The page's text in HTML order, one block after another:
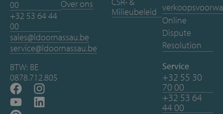
00
+32 53 64 44
00
sales@ldoornassau.be
service@ldoornassau.be
BTW: BE
0878.712.805
Over ons
Milieubeleid
Online
Dispute
Resolution
Service
+32 55 30
70 00
+32 53 64
44 00